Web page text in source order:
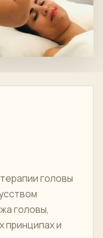
головы
головы,
принципах и